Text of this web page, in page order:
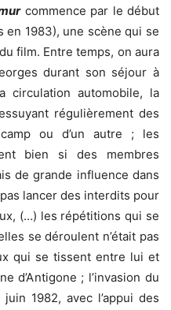
commence par le début
en 1983), une scène qui se
film. Entre temps, on aura
durant son séjour à
circulation automobile, la
régulièrement des
ou d’un autre ; les
bien si des membres
de grande influence dans
lancer des interdits pour
(…) les répétitions qui se
se déroulent n’était pas
qui se tissent entre lui et
d’Antigone ; l’invasion du
1982, avec l’appui des